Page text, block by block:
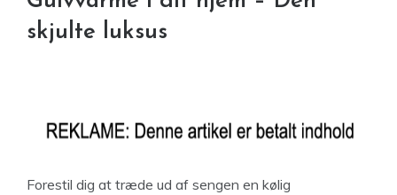
skjulte luksus
Forestil dig at træde ud af sengen en kølig